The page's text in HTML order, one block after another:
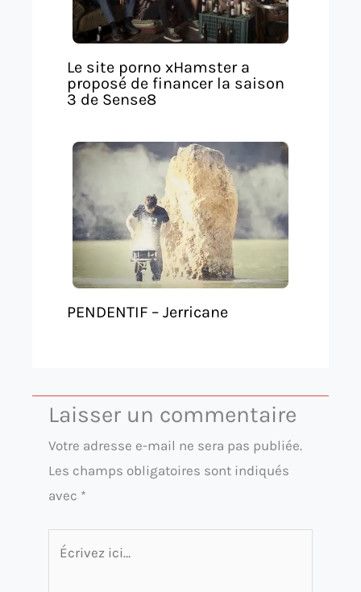
Le site porno xHamster a
proposé de financer la saison
3 de Sense8
PENDENTIF – Jerricane
Laisser un commentaire
Votre adresse e-mail ne sera pas publiée.
Les champs obligatoires sont indiqués
avec *